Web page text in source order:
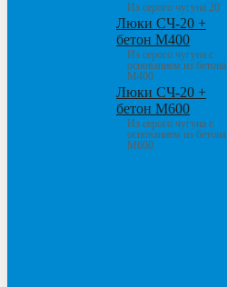
Из серого чугуна 20
Люки СЧ-20 +
бетон М400
Из серого чугуна с
основанием из бетона
М400
Люки СЧ-20 +
бетон М600
Из серого чугуна с
основанием из бетона
М600